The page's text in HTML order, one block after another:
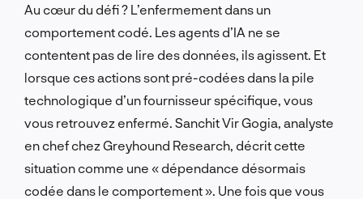
Au cœur du défi ? L’enfermement dans un
comportement codé. Les agents d’IA ne se
contentent pas de lire des données, ils agissent. Et
lorsque ces actions sont pré-codées dans la pile
technologique d’un fournisseur spécifique, vous
vous retrouvez enfermé. Sanchit Vir Gogia, analyste
en chef chez Greyhound Research, décrit cette
situation comme une « dépendance désormais
codée dans le comportement ». Une fois que vous